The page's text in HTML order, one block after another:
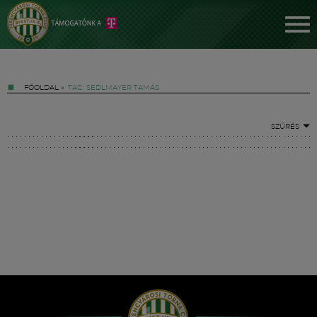
FŐOLDAL » TAG: SEDLMAYER TAMÁS
SZŰRÉS
Hírek